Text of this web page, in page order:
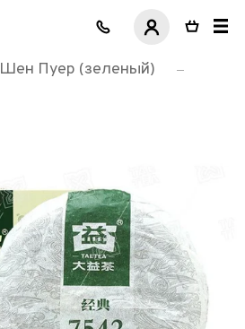
Шен Пуер (зеленый)